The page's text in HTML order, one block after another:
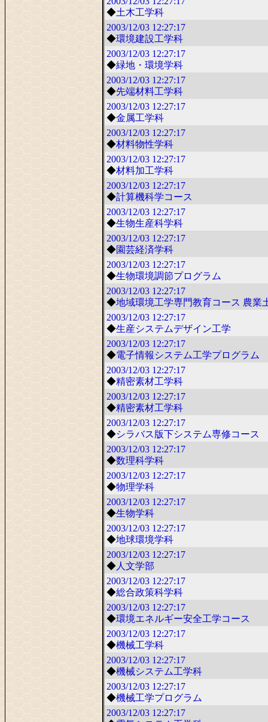
◆土木工学科
2003/12/03 12:27:17
◆環境建設工学科
2003/12/03 12:27:17
◆緑地・環境学科
2003/12/03 12:27:17
◆先端材料工学科
2003/12/03 12:27:17
◆金属工学科
2003/12/03 12:27:17
◆材料物性学科
2003/12/03 12:27:17
◆材料加工学科
2003/12/03 12:27:17
◆計算機科学コース
2003/12/03 12:27:17
◆生物生産科学科
2003/12/03 12:27:17
◆園芸経済学科
2003/12/03 12:27:17
◆生物環境調節プログラム
2003/12/03 12:27:17
◆地域環境工学専門教育コース 農業
2003/12/03 12:27:17
◆生産システムデザイン工学
2003/12/03 12:27:17
◆電子情報システム工学プログラム
2003/12/03 12:27:17
◆精密素材工学科
2003/12/03 12:27:17
◆精密素材工学科
2003/12/03 12:27:17
◆シラバス版下システム専修コース
2003/12/03 12:27:17
◆数理科学科
2003/12/03 12:27:17
◆物理学科
2003/12/03 12:27:17
◆生物学科
2003/12/03 12:27:17
◆地球環境学科
2003/12/03 12:27:17
◆人文学部
2003/12/03 12:27:17
◆総合政策科学科
2003/12/03 12:27:17
◆環境エネルギー安全工学コース
2003/12/03 12:27:17
◆機械工学科
2003/12/03 12:27:17
◆機械システム工学科
2003/12/03 12:27:17
◆機械工学プログラム
2003/12/03 12:27:17